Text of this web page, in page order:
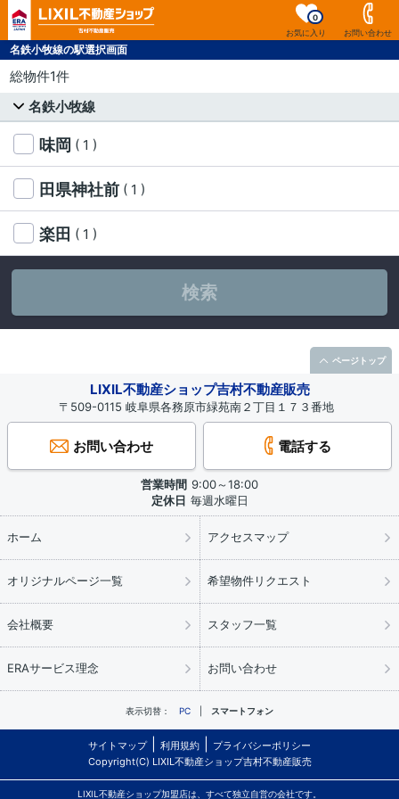
お気に入り
0
お問い合わせ
名鉄小牧線の駅選択画面
総物件1件
名鉄小牧線
味岡 ( 1 )
田県神社前 ( 1 )
楽田 ( 1 )
検索
LIXIL不動産ショップ吉村不動産販売
〒509-0115 岐阜県各務原市緑苑南２丁目１７３番地
お問い合わせ 電話する
営業時間 9:00～18:00
定休日 毎週水曜日
ホーム アクセスマップ
オリジナルページ一覧 希望物件リクエスト
会社概要 スタッフ一覧
ERAサービス理念 お問い合わせ
表示切替： PC スマートフォン
サイトマップ 利用規約
プライバシーポリシー
Copyright(C) LIXIL不動産ショップ吉村不動産販売
LIXIL不動産ショップ加盟店は、すべて独立自営の会社です。
ページトップ